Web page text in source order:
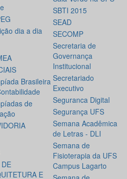
dia a dia
Brasileira
de
E
SBTI 2015
SEAD
SECOMP
Secretaria de
Governança
Institucional
Secretariado
Executivo
Seguranca Digital
Segurança UFS
Semana Acadêmica
de Letras - DLI
Semana de
Fisioterapia da UFS
Campus Lagarto